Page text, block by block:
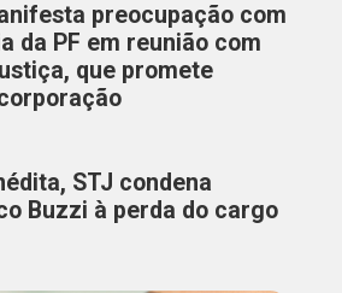
preocupação com
da PF em reunião com
que promete
STJ condena
Buzzi à perda do cargo